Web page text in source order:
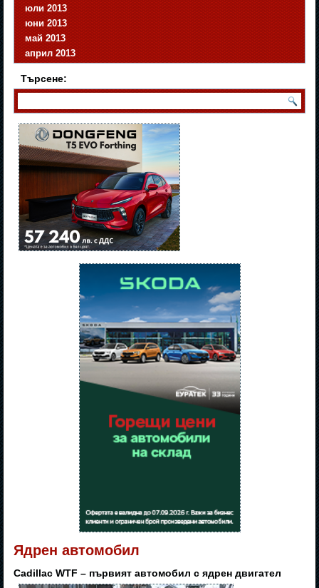
юли 2013
юни 2013
май 2013
април 2013
Търсене:
Ядрен автомобил
Cadillac WTF – първият автомобил с ядрен двигател